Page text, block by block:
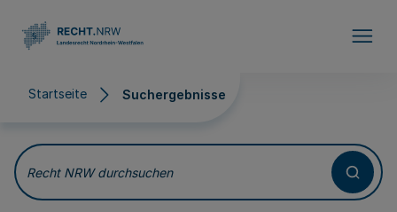
Startseite Suchergebnisse
Suchergebnisse
Recht NRW durchsuchen